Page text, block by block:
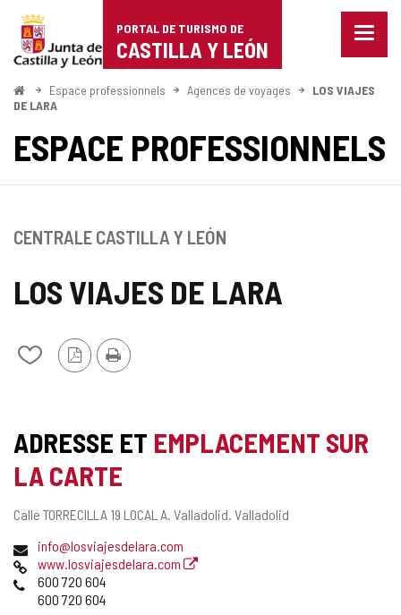
Portal
de
Turismo
de
Castilla
y
León
PORTAL DE TURISMO DE
CASTILLA Y LEÓN
Menu
les
<
Accueil
Espace professionnels Agences de voyages
LOS VIAJES
DE LARA
ESPACE PROFESSIONNELS
LOS VIAJES DE LARA
Ajouter/retirer
Version
PDF
Imprimer
CENTRALE CASTILLA Y LEÓN
ADRESSE ET EMPLACEMENT SUR
LA CARTE
Adresse
Calle TORRECILLA 19 LOCAL A. Valladolid. Valladolid
Adresse
de
courrier
électronique
info@losviajesdelara.com
Page
Web
www.losviajesdelara.com
Téléphones
600 720 604
600 720 604